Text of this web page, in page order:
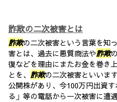
詐欺の二次被害とは
詐欺の二次被害という言葉を知
害とは、過去に悪質商法や詐欺
復などを理由にまたお金を巻き
とを、 詐欺の二次被害といいま
公開株があり、今100万円出資
る」等の電話から一次被害に遭